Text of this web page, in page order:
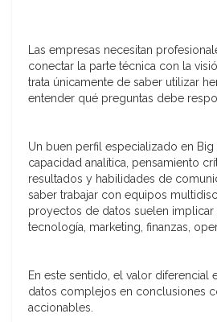
Las empresas necesitan
conectar la parte técnica con la
trata únicamente de saber utilizar
entender qué preguntas debe
Un buen perfil especializado en Big
capacidad analítica, pensamiento
resultados y habilidades de
saber trabajar con equipos
proyectos de datos suelen implicar
tecnología, marketing, finanzas,
En este sentido, el valor diferencial
datos complejos en conclusiones
accionables.